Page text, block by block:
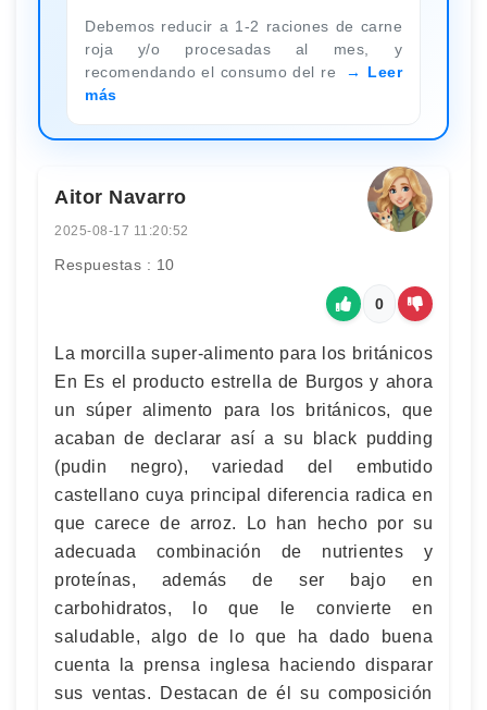
Debemos reducir a 1-2 raciones de carne
roja y/o procesadas al mes, y
recomendando el consumo del re
Leer
más
Aitor Navarro
2025-08-17 11:20:52
Respuestas : 10
0
La morcilla super-alimento para los británicos
En Es el producto estrella de Burgos y ahora
un súper alimento para los británicos, que
acaban de declarar así a su black pudding
(pudin negro), variedad del embutido
castellano cuya principal diferencia radica en
que carece de arroz. Lo han hecho por su
adecuada combinación de nutrientes y
proteínas, además de ser bajo en
carbohidratos, lo que le convierte en
saludable, algo de lo que ha dado buena
cuenta la prensa inglesa haciendo disparar
sus ventas. Destacan de él su composición